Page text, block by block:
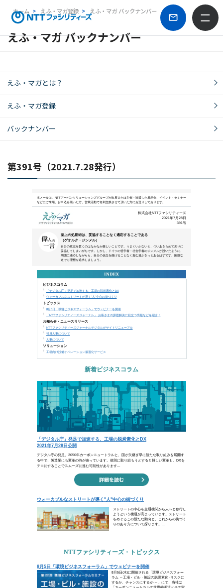
ホーム えふ・マガ登録 えふ・マガ バックナンバー
えふ・マガ バックナンバー
えふ・マガとは？
えふ・マガ登録
バックナンバー
第391号（2021.7.28発行）
本メールは、NTTアーバンソリューションズグループ
などにご来場、お申込み頂いた方、営業活動で名刺交
（ゲオルク・ジンメル）
妥協してしまいがちです。しかし、
周囲に適応しながらも、自分の信念
道でも理想を追求しましょう。
ビジネスコラム
「デジタル庁」発足で加速する、工場の脱炭素